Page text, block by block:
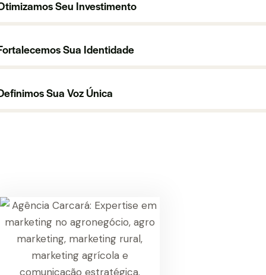
Seu Investimento
Sua Identidade
Sua Voz Única